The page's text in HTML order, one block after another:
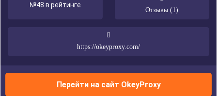
№48 в рейтинге
Отзывы (1)
https://okeyproxy.com/
Перейти на сайт OkeyProxy